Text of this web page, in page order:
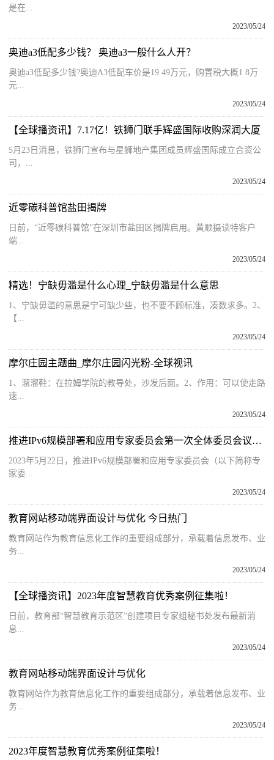
是在...
2023/05/24
奥迪a3低配多少钱？ 奥迪a3一般什么人开？
奥迪a3低配多少钱?奥迪A3低配车价是19 49万元，购置税大概1 8万
元...
2023/05/24
【全球播资讯】7.17亿！铁狮门联手辉盛国际收购深润大厦
5月23日消息，铁狮门宣布与星狮地产集团成员辉盛国际成立合资公
司，...
2023/05/24
近零碳科普馆盐田揭牌
日前，“近零碳科普馆”在深圳市盐田区揭牌启用。黄顺摄读特客户
端...
2023/05/24
精选！宁缺毋滥是什么心理_宁缺毋滥是什么意思
1、宁缺毋滥的意思是宁可缺少些，也不要不顾标准，凑数求多。2、
【...
2023/05/24
摩尔庄园主题曲_摩尔庄园闪光粉-全球视讯
1、溜溜鞋：在拉姆学院的教导处，沙发后面。2、作用：可以使走路
速...
2023/05/24
推进IPv6规模部署和应用专家委员会第一次全体委员会议在京召开
2023年5月22日，推进IPv6规模部署和应用专家委员会（以下简称专
家委...
2023/05/24
教育网站移动端界面设计与优化 今日热门
教育网站作为教育信息化工作的重要组成部分，承载着信息发布、业
务...
2023/05/24
【全球播资讯】2023年度智慧教育优秀案例征集啦！
日前，教育部“智慧教育示范区”创建项目专家组秘书处发布最新消
息...
2023/05/24
教育网站移动端界面设计与优化
教育网站作为教育信息化工作的重要组成部分，承载着信息发布、业
务...
2023/05/24
2023年度智慧教育优秀案例征集啦！